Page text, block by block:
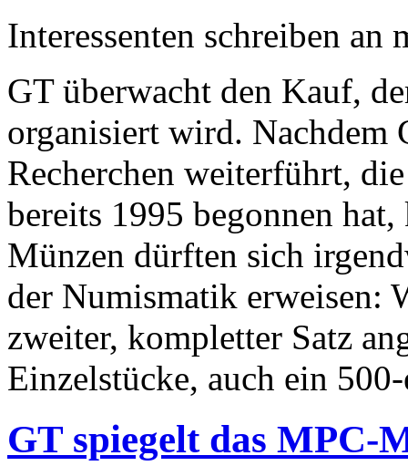
Interessenten schreiben
GT überwacht den Kauf,
organisiert wird. Nachdem
Recherchen weiterführt,
bereits 1995 begonnen
Münzen dürften sich
der Numismatik erweisen:
zweiter, kompletter Satz
Einzelstücke, auch ein
GT spiegelt das MPC-